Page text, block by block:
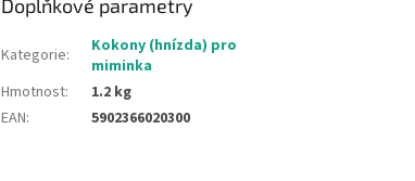
Doplňkové parametry
Kategorie:
Kokony (hnízda) pro
miminka
Hmotnost:
1.2 kg
EAN: 5902366020300